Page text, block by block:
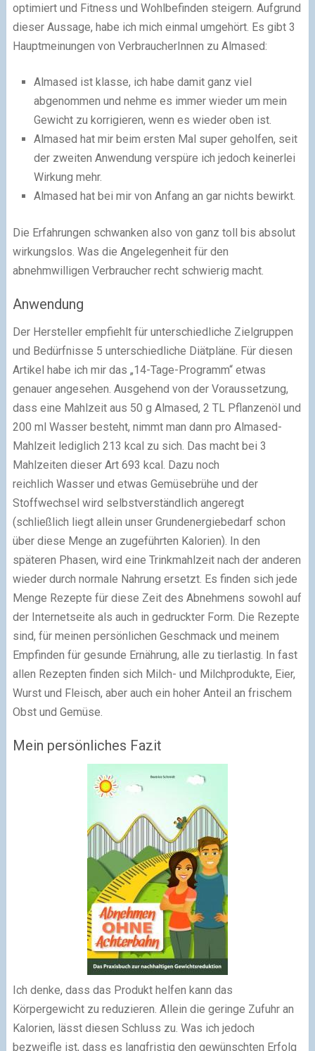
optimiert und Fitness und Wohlbefinden steigern. Aufgrund
dieser Aussage, habe ich mich einmal umgehört. Es gibt 3
Hauptmeinungen von VerbraucherInnen zu Almased:
Almased ist klasse, ich habe damit ganz viel
abgenommen und nehme es immer wieder um mein
Gewicht zu korrigieren, wenn es wieder oben ist.
Almased hat mir beim ersten Mal super geholfen, seit
der zweiten Anwendung verspüre ich jedoch keinerlei
Wirkung mehr.
Almased hat bei mir von Anfang an gar nichts bewirkt.
Die Erfahrungen schwanken also von ganz toll bis absolut
wirkungslos. Was die Angelegenheit für den
abnehmwilligen Verbraucher recht schwierig macht.
Anwendung
Der Hersteller empfiehlt für unterschiedliche Zielgruppen
und Bedürfnisse 5 unterschiedliche Diätpläne. Für diesen
Artikel habe ich mir das „14-Tage-Programm“ etwas
genauer angesehen. Ausgehend von der Voraussetzung,
dass eine Mahlzeit aus 50 g Almased, 2 TL Pflanzenöl und
200 ml Wasser besteht, nimmt man dann pro Almased-
Mahlzeit lediglich 213 kcal zu sich. Das macht bei 3
Mahlzeiten dieser Art 693 kcal. Dazu noch
reichlich Wasser und etwas Gemüsebrühe und der
Stoffwechsel wird selbstverständlich angeregt
(schließlich liegt allein unser Grundenergiebedarf schon
über diese Menge an zugeführten Kalorien). In den
späteren Phasen, wird eine Trinkmahlzeit nach der anderen
wieder durch normale Nahrung ersetzt. Es finden sich jede
Menge Rezepte für diese Zeit des Abnehmens sowohl auf
der Internetseite als auch in gedruckter Form. Die Rezepte
sind, für meinen persönlichen Geschmack und meinem
Empfinden für gesunde Ernährung, alle zu tierlastig. In fast
allen Rezepten finden sich Milch- und Milchprodukte, Eier,
Wurst und Fleisch, aber auch ein hoher Anteil an frischem
Obst und Gemüse.
Mein persönliches Fazit
Ich denke, dass das Produkt helfen kann das
Körpergewicht zu reduzieren. Allein die geringe Zufuhr an
Kalorien, lässt diesen Schluss zu. Was ich jedoch
bezweifle ist, dass es langfristig den gewünschten Erfolg